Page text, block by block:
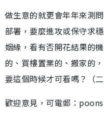
做生意的就更會年年來測
部署，要麼進攻或保守求
姻緣，看有否開花結果的
的、買樓置業的、搬家的
要這個時候才可看嗎？（二
歡迎意見，可電郵：